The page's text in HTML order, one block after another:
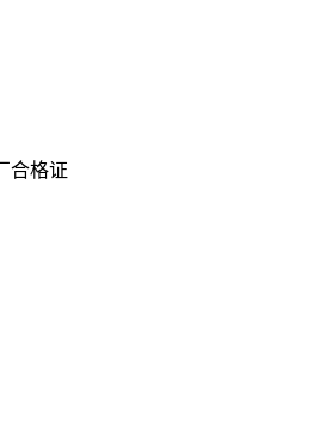
合格证